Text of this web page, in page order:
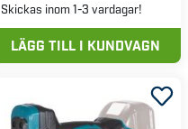
Skickas inom 1-3 vardagar!
LÄGG TILL I KUNDVAGN